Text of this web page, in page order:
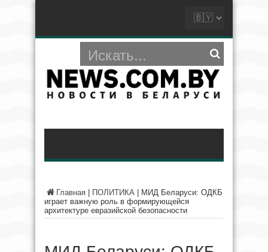
Главная ПОЛИТИКА
МИД Беларуси: ОДКБ
играет важную роль в формирующейся
архитектуре евразийской безопасности